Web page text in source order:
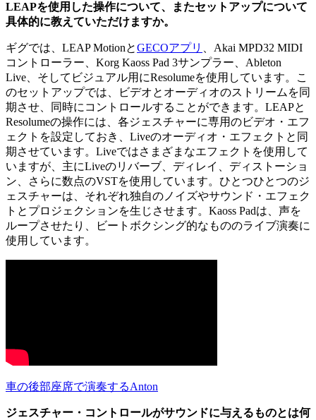
LEAPを使用した操作について、またセットアップについて
具体的に教えていただけますか。
ギグでは、LEAP MotionとGECOアプリ 、Akai MPD32 MIDI
コントローラー、Korg Kaoss Pad 3サンプラー、Ableton
Live、そしてビジュアル用にResolumeを使用しています。こ
のセットアップでは、ビデオとオーディオのストリームを同
期させ、同時にコントロールすることができます。LEAPと
Resolumeの操作には、各ジェスチャーに専用のビデオ・エフ
ェクトを設定しておき、Liveのオーディオ・エフェクトと同
期させています。Liveではさまざまなエフェクトを使用して
いますが、主にLiveのリバーブ、ディレイ、ディストーショ
ン、さらに数点のVSTを使用しています。ひとつひとつのジ
ェスチャーは、それぞれ独自のノイズやサウンド・エフェク
トとプロジェクションを生じさせます。Kaoss Padは、声を
ループさせたり、ビートボクシング的なもののライブ演奏に
使用しています。
車の後部座席で演奏するAnton
ジェスチャー・コントロールがサウンドに与えるものとは何